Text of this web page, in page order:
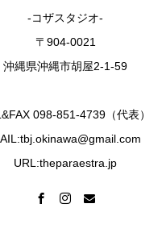
-コザスタジオ-
〒904-0021
沖縄県沖縄市胡屋2-1-59
098-851-4739（代表）
URL:theparaestra.jp